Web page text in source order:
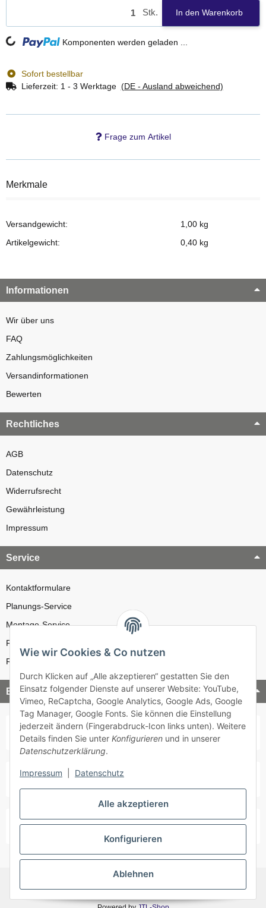
Stk. In den Warenkorb
Loading... Komponenten werden geladen ...
Sofort bestellbar
Lieferzeit: 1 - 3 Werktage (DE - Ausland abweichend)
Frage zum Artikel
Merkmale
Versandgewicht:
1,00 kg
Artikelgewicht:
0,40 kg
Informationen
Wir über uns
FAQ
Zahlungsmöglichkeiten
Versandinformationen
Bewerten
Rechtliches
AGB
Datenschutz
Widerrufsrecht
Gewährleistung
Impressum
Service
Kontaktformulare
Planungs-Service
Montage-Service
Reparatur-Service
Retouren-Service
Bezahlung & Versand
* Alle Preise inkl. gesetzlicher USt., zzgl.Versand
Alle akzeptieren
Konfigurieren
Ablehnen
Wie wir Cookies & Co nutzen
Durch Klicken auf „Alle akzeptieren“ gestatten Sie den
Einsatz folgender Dienste auf unserer Website: YouTube,
Vimeo, ReCaptcha, Google Analytics, Google Ads, Google
Tag Manager, Google Fonts. Sie können die Einstellung
jederzeit ändern (Fingerabdruck-Icon links unten). Weitere
Details finden Sie unter Konfigurieren und in unserer
Datenschutzerklärung.
Impressum Datenschutz